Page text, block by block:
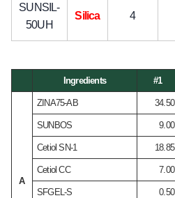
SUNSIL-
50UH
Silica 4
Ingredients #1
A
ZINA75-AB 34.50
SUNBOS 9.00
Cetiol SN-1 18.85
Cetiol CC 7.00
SFGEL-S 0.50